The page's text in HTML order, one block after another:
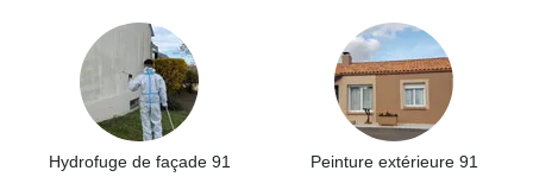
Hydrofuge de façade 91 Peinture extérieure 91